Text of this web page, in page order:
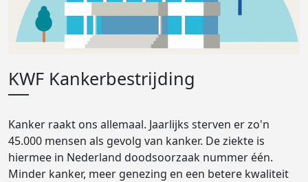
KWF Kankerbestrijding
Kanker raakt ons allemaal. Jaarlijks sterven er zo'n
45.000 mensen als gevolg van kanker. De ziekte is
hiermee in Nederland doodsoorzaak nummer één.
Minder kanker, meer genezing en een betere kwaliteit